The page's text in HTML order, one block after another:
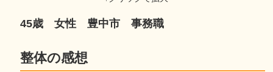
45歳 女性 豊中市 事務職
整体の感想